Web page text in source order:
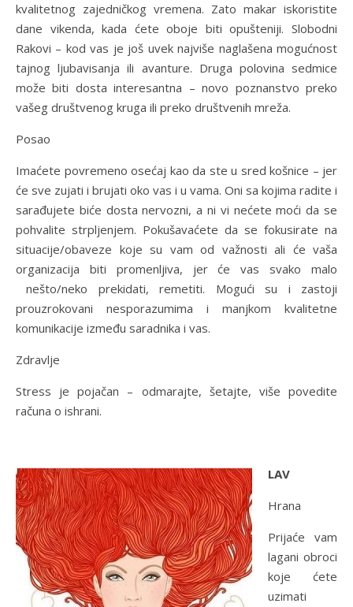
kvalitetnog zajedničkog vremena. Zato makar iskoristite
dane vikenda, kada ćete oboje biti opušteniji. Slobodni
Rakovi – kod vas je još uvek najviše naglašena mogućnost
tajnog ljubavisanja ili avanture. Druga polovina sedmice
može biti dosta interesantna – novo poznanstvo preko
vašeg društvenog kruga ili preko društvenih mreža.
Posao
Imaćete povremeno osećaj kao da ste u sred košnice – jer
će sve zujati i brujati oko vas i u vama. Oni sa kojima radite i
sarađujete biće dosta nervozni, a ni vi nećete moći da se
pohvalite strpljenjem. Pokušavaćete da se fokusirate na
situacije/obaveze koje su vam od važnosti ali će vaša
organizacija biti promenljiva, jer će vas svako malo
nešto/neko prekidati, remetiti. Mogući su i zastoji
prouzrokovani nesporazumima i manjkom kvalitetne
komunikacije između saradnika i vas.
Zdravlje
Stress je pojačan – odmarajte, šetajte, više povedite
računa o ishrani.
LAV
Hrana
Prijaće vam
lagani obroci
koje ćete
uzimati